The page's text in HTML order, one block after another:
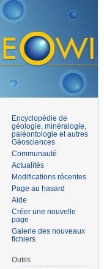
Encyclopédie de
géologie, minéralogie,
paléontologie et autres
Géosciences
Communauté
Actualités
Modifications récentes
Page au hasard
Aide
Créer une nouvelle
page
Galerie des nouveaux
fichiers
Outils